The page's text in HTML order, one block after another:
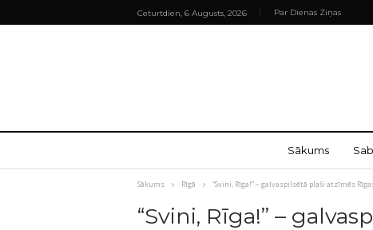
Ceturtdien, 6 Augusts, 2026 Par Dienas Ziņas
Sākums
Sākums Rīgā “Svini, Rīga!” – galvaspilsētā plaši atzīmēs
“Svini, Rīga!” –